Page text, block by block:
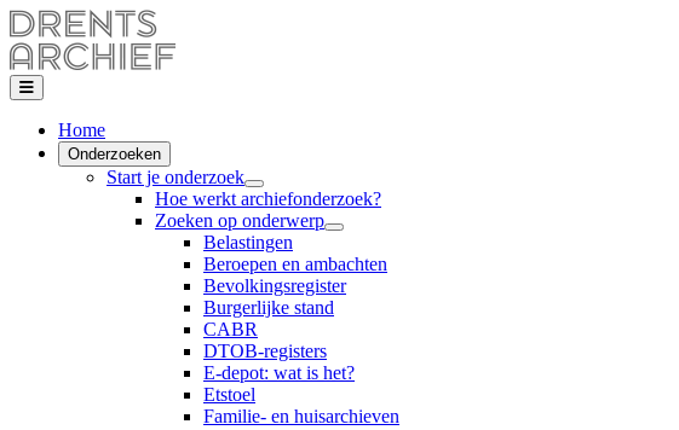
Home
Onderzoeken
Start je onderzoek
Hoe werkt archiefonderzoek?
Zoeken op onderwerp
Belastingen
Beroepen en ambachten
Bevolkingsregister
Burgerlijke stand
CABR
DTOB-registers
E-depot: wat is het?
Etstoel
Familie- en huisarchieven